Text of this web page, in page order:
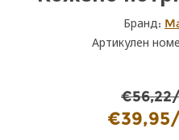
Бранд:
Артикулен